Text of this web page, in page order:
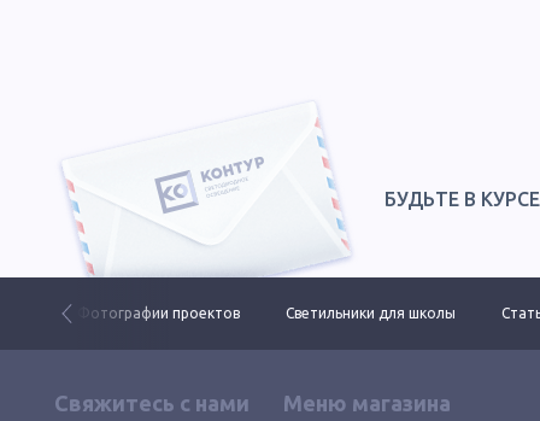
БУДЬТЕ В
Фотографии проектов Светильники для школы
Свяжитесь с нами Меню магазина